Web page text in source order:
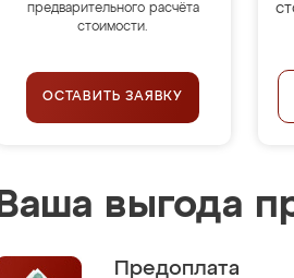
предварительного расчёта
стоимости.
ОСТАВИТЬ ЗАЯВКУ
Ваша выгода
Предоплата